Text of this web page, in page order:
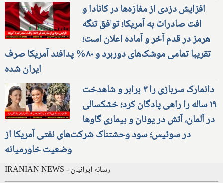
افزایش دزدی از مغازه‌ها در کانادا و
افت صادرات به آمریکا؛ توافق تنگه
هرمز در قدم آخر و آماده اعلان است؛
تقریبا تمامی موشک‌های دوربرد و ۸۰% پدافند آمریکا صرف
ایران شده
دانمارک سربازی را ۳ برابر و شاهدخت
۱۹ ساله را راهی پادگان کرد؛ خشکسالی
در آلمان، آتش در یونان و بیماری گاوها
در سوئیس؛ سود وحشتناک شرکت‌های نفتی آمریکا از
وضعیت خاورمیانه
IRANIAN NEWS - رسانه ایرانیان